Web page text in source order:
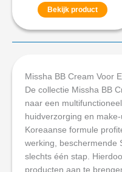
Bekijk product
Missha BB Cream Voor
De collectie Missha BB
naar een
huidverzorging en
Koreaanse formule
werking, beschermende
slechts één stap.
producten aan te